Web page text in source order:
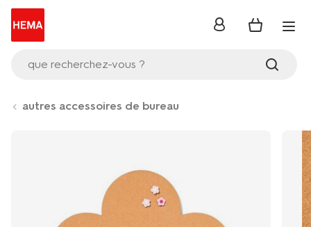
que recherchez-vous ?
se
autres accessoires de bureau